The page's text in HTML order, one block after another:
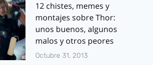
12 chistes, memes y
montajes sobre Thor:
unos buenos, algunos
malos y otros peores
Octubre 31, 2013